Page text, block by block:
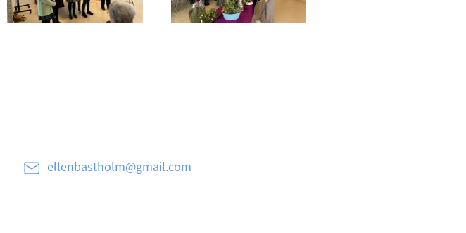
ellenbastholm@gmail.com